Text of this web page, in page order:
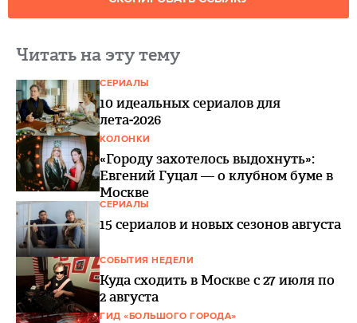
Читать на эту тему
СЕРИАЛЫ
10 идеальных сериалов для
лета-2026
КОЛОНКИ
«Городу захотелось выдохнуть»:
Евгений Гуцал — о клубном буме в
Москве
СЕРИАЛЫ
15 сериалов и новых сезонов августа
СОБЫТИЯ НЕДЕЛИ
Куда сходить в Москве с 27 июля по
2 августа
ГИД «БОЛЬШОГО ГОРОДА»